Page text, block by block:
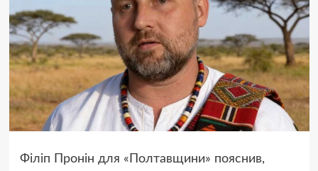
Філіп Пронін для «Полтавщини» пояснив,